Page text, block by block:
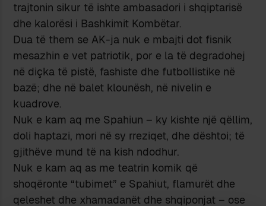
trajtonin sikur të ishte ambasadori i shqiptarisë
dhe kalorësi i Bashkimit Kombëtar.
Dua të them se AK-ja nuk e mbajti dot fisnik
mesazhin e vet patriotik, por e la të degradohej
në diçka të pistë, fashiste dhe futbollistike në
bazë; dhe në balet klounësh, në nivelin e
kuadrove.
Nuk e kam aq me Spahiun – ky kishte një qëllim,
doli haptazi, mori në sy rreziqet, dhe dështoi; të
gjithëve mund të na kish ndodhur.
Nuk e kam aq as me teatrin komik që
shoqëronte “tubimet” e Spahiut, flamurët dhe
qeleshet dhe xhamadanët dhe shqiponjat – ose